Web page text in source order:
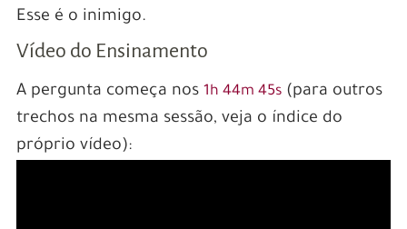
Esse é o inimigo.
Vídeo do Ensinamento
A pergunta começa nos 1h 44m 45s(para outros
trechos na mesma sessão, veja o índice do
próprio vídeo):